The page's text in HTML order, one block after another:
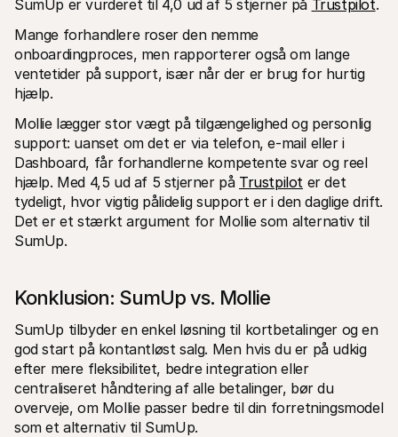
SumUp er vurderet til 4,0 ud af 5 stjerner på Trustpilot.
Mange forhandlere roser den nemme
onboardingproces, men rapporterer også om lange
ventetider på support, især når der er brug for hurtig
hjælp.
Mollie lægger stor vægt på tilgængelighed og personlig
support: uanset om det er via telefon, e-mail eller i
Dashboard, får forhandlerne kompetente svar og reel
hjælp. Med 4,5 ud af 5 stjerner på Trustpilot er det
tydeligt, hvor vigtig pålidelig support er i den daglige drift.
Det er et stærkt argument for Mollie som alternativ til
SumUp.
Konklusion: SumUp vs. Mollie
SumUp tilbyder en enkel løsning til kortbetalinger og en
god start på kontantløst salg. Men hvis du er på udkig
efter mere fleksibilitet, bedre integration eller
centraliseret håndtering af alle betalinger, bør du
overveje, om Mollie passer bedre til din forretningsmodel
som et alternativ til SumUp.